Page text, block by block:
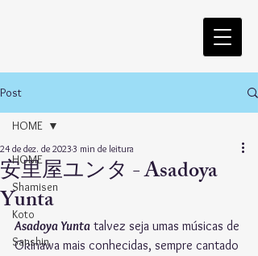
Post
HOME
Shamisen
Koto
Sanshin
HOME
安里屋ユンタ - Asadoya
Yunta
24 de dez. de 20233 min de leitura
Asadoya Yunta talvez seja umas músicas de
Okinawa mais conhecidas, sempre cantado